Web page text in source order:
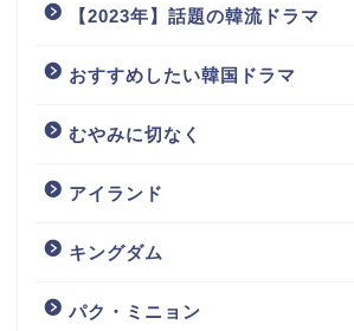
【2023年】話題の韓流ドラマ
おすすめしたい韓国ドラマ
むやみに切なく
アイランド
キングダム
パク・ミニョン